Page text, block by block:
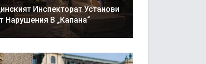
Инспекторат Установи
Нарушения В „Капана“